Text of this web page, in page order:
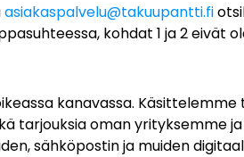
asiakaspalvelu@takuupantti.fi
kohdat 1 ja 2 eivät
kanavassa.
tarjouksia oman yrityksemme
sähköpostin ja muiden